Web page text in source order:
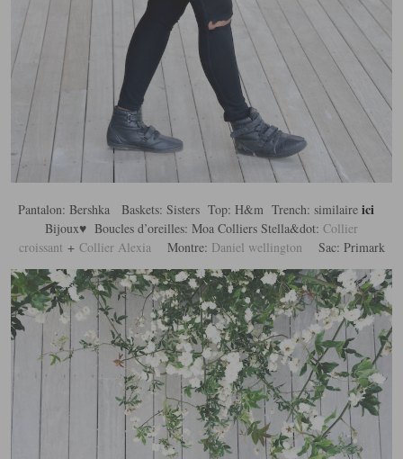
Pantalon: Bershka Baskets: Sisters Top: H&m Trench: similaire ici
Bijoux♥ Boucles d’oreilles: Moa Colliers Stella&dot: Collier
croissant + Collier Alexia Montre: Daniel wellington Sac: Primark